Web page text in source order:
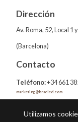
Dirección
Av. Roma, 52, Local
(Barcelona)
Contacto
Teléfono:+34 661
marketing@braeled.com
Utilizamos